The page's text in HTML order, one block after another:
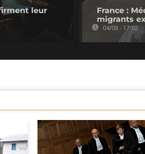
leur
France :
migrants
04/08 - 17:02